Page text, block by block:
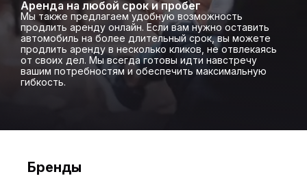
Аренда на любой срок и пробег
Мы также предлагаем удобную возможность
продлить аренду онлайн. Если вам нужно оставить
автомобиль на более длительный срок, вы можете
продлить аренду в несколько кликов, не отвлекаясь
от своих дел. Мы всегда готовы идти навстречу
вашим потребностям и обеспечить максимальную
гибкость.
Бренды